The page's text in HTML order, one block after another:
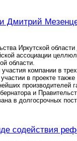
Дмитрий
Иркутской
ассоциации
области.
компании в
в проекте
производителей
и
в долгосрочных
содействия